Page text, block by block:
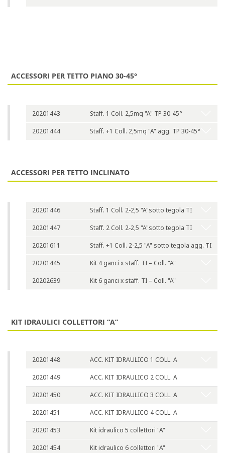
ACCESSORI PER TETTO PIANO 30-45°
20201443 Staff. 1 Coll. 2,5mq "A" TP 30-45°
20201444 Staff. +1 Coll. 2,5mq "A" agg. TP 30-45°
ACCESSORI PER TETTO INCLINATO
20201446 Staff. 1 Coll. 2-2,5 "A"sotto tegola TI
20201447 Staff. 2 Coll. 2-2,5 "A"sotto tegola TI
20201611 Staff. +1 Coll. 2-2,5 "A" sotto tegola agg. TI
20201445 Kit 4 ganci x staff. TI – Coll. "A"
20202639 Kit 6 ganci x staff. TI – Coll. "A"
KIT IDRAULICI COLLETTORI “A”
20201448 ACC. KIT IDRAULICO 1 COLL. A
20201449 ACC. KIT IDRAULICO 2 COLL. A
20201450 ACC. KIT IDRAULICO 3 COLL. A
20201451 ACC. KIT IDRAULICO 4 COLL. A
20201453 Kit idraulico 5 collettori "A"
20201454 Kit idraulico 6 collettori "A"